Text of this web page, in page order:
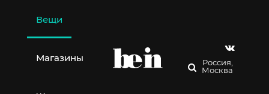
содержимому
Вещи
Магазины
Россия,
Москва